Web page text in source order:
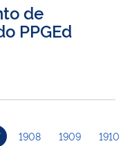
de
PPGEd
1908 1909 1910